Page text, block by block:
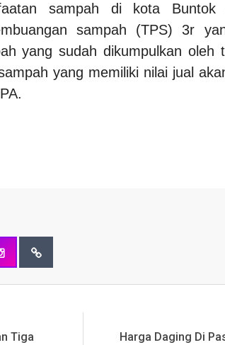
sampah di kota Buntok
sampah (TPS) 3r
yang sudah dikumpulkan oleh
yang memiliki nilai jual
Tiga
Harga Daging Di